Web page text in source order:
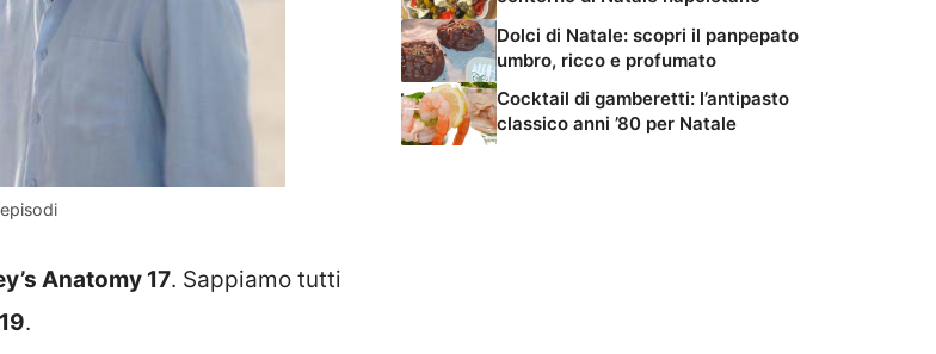
Anatomy 17. Sappiamo tutti
.
Dolci di Natale: scopri il panpepato
umbro, ricco e profumato
Cocktail di gamberetti: l’antipasto
classico anni ’80 per Natale